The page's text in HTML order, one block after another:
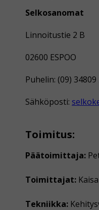
Selkosanomat
Linnoitustie 2 B
02600 ESPOO
Puhelin: (09) 34809
Sähköposti:
Toimitus:
Päätoimittaja:
Toimittajat:
Tekniikka: